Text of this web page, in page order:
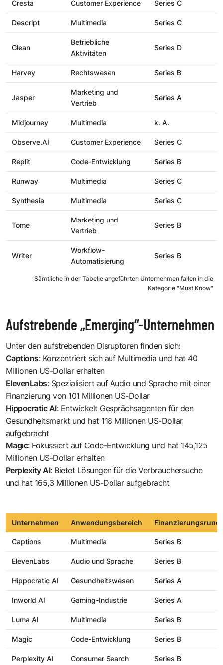
Cresta Customer Experience Series C
Descript Multimedia Series C
Glean
Betriebliche
Aktivitäten
Series D
Harvey Rechtswesen Series B
Jasper
Marketing und
Vertrieb
Series A
Midjourney Multimedia k. A.
Observe.AI Customer Experience Series C
Replit Code-Entwicklung Series B
Runway Multimedia Series C
Synthesia Multimedia Series C
Tome
Marketing und
Vertrieb
Series B
Writer
Workflow-
Automatisierung
Series B
Sämtliche in der Tabelle angeführten Unternehmen fallen in die
Kategorie "Must Know"
Aufstrebende „Emerging“-Unternehmen
Unter den aufstrebenden Disruptoren finden sich:
Captions: Konzentriert sich auf Multimedia und hat 40
Millionen US-Dollar erhalten
ElevenLabs: Spezialisiert auf Audio und Sprache mit einer
Finanzierung von 101 Millionen US-Dollar
Hippocratic AI: Entwickelt Gesprächsagenten für den
Gesundheitsmarkt und hat 118 Millionen US-Dollar
aufgebracht
Magic: Fokussiert auf Code-Entwicklung und hat 145,125
Millionen US-Dollar erhalten
Perplexity AI: Bietet Lösungen für die Verbrauchersuche
und hat 165,3 Millionen US-Dollar aufgebracht
Unternehmen Anwendungsbereich
Captions Multimedia Series B
ElevenLabs Audio und Sprache Series B
Hippocratic AI Gesundheitswesen Series A
Inworld AI Gaming-Industrie Series A
Luma AI Multimedia Series B
Magic Code-Entwicklung Series B
Perplexity AI Consumer Search Series B